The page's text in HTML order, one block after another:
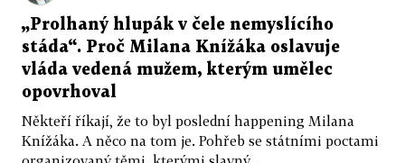
„Prolhaný hlupák v čele nemyslícího
stáda“. Proč Milana Knížáka oslavuje
vláda vedená mužem, kterým umělec
opovrhoval
Někteří říkají, že to byl poslední happening Milana
Knížáka. A něco na tom je. Pohřeb se státními poctami